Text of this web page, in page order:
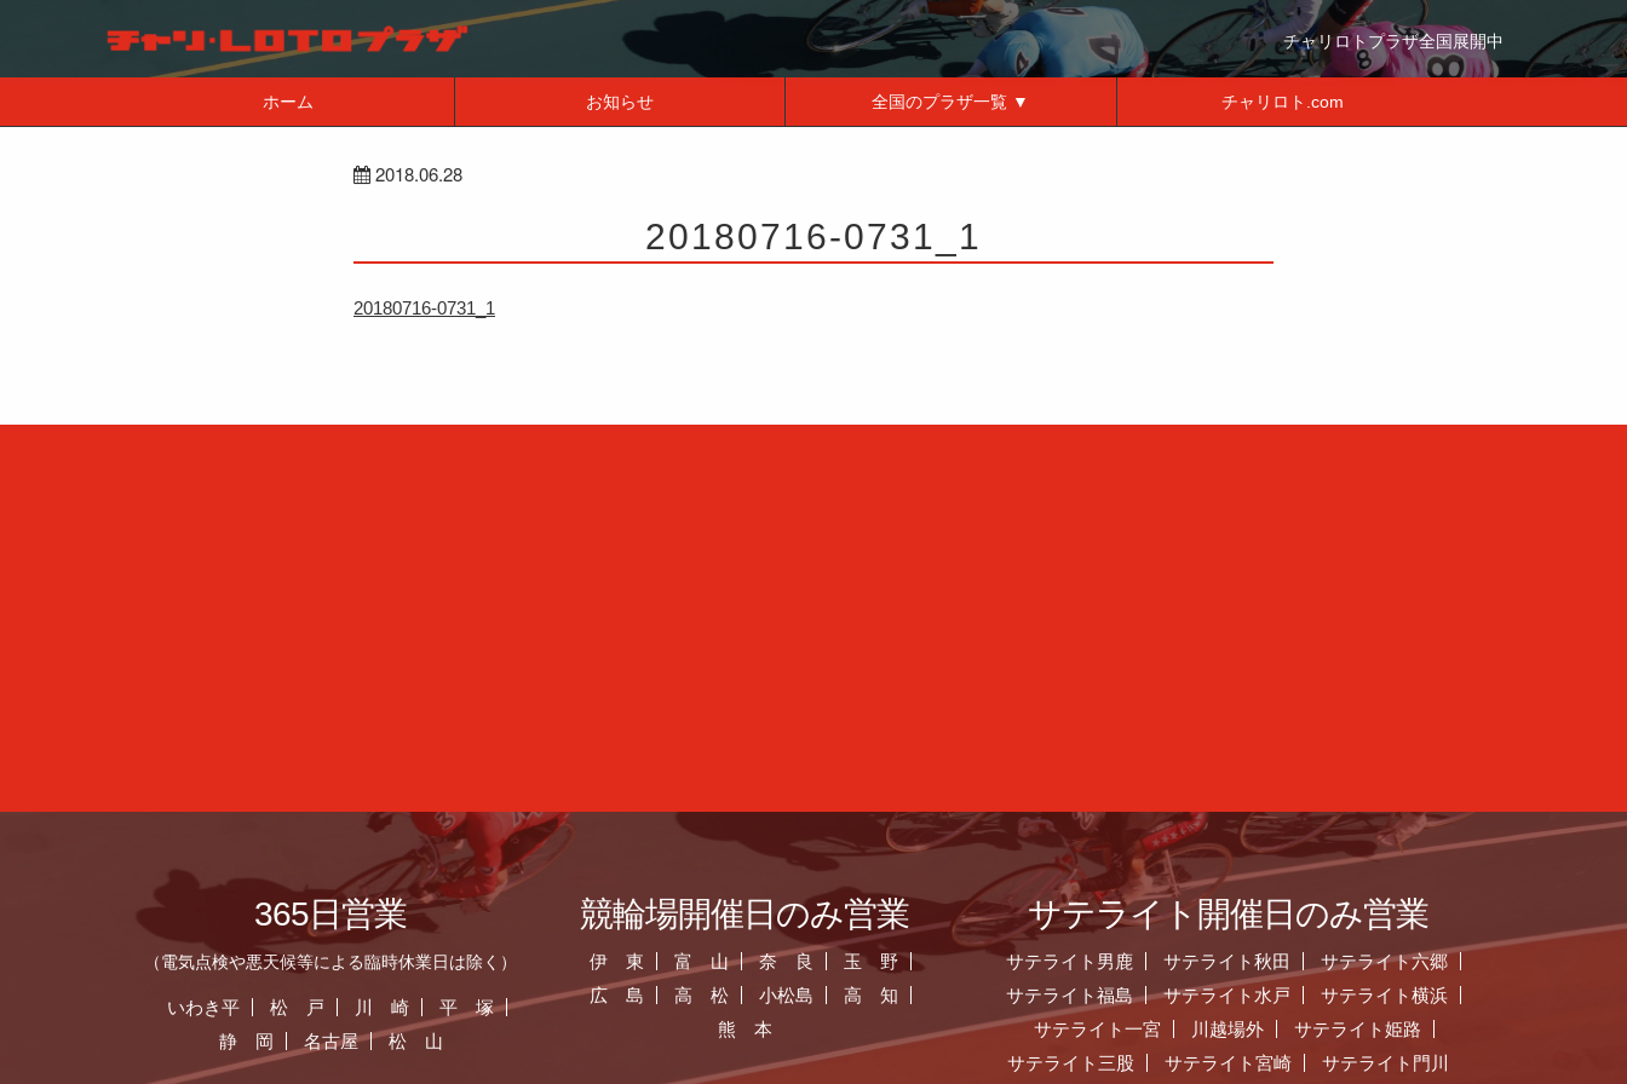
チャリロトプラザ全国展開中
ホーム お知らせ 全国のプラザ一覧 ▼ チャリロト.com
2018.06.28
20180716-0731_1
20180716-0731_1
365日営業
（電気点検や悪天候等による臨時休業日は除く）
いわき平 松 戸 川 崎
平 塚
静 岡
名古屋 松 山
競輪場開催日のみ営業
伊 東 富 山 奈 良
玉 野
広 島
高 松 小松島
高 知
熊 本
サテライト開催日のみ営業
サテライト男鹿 サテライト秋田
サテライト六郷
サテライト福島
サテライト水戸
サテライト横浜
サテライト一宮
川越場外
サテライト姫路
サテライト三股
サテライト宮崎 サテライト門川